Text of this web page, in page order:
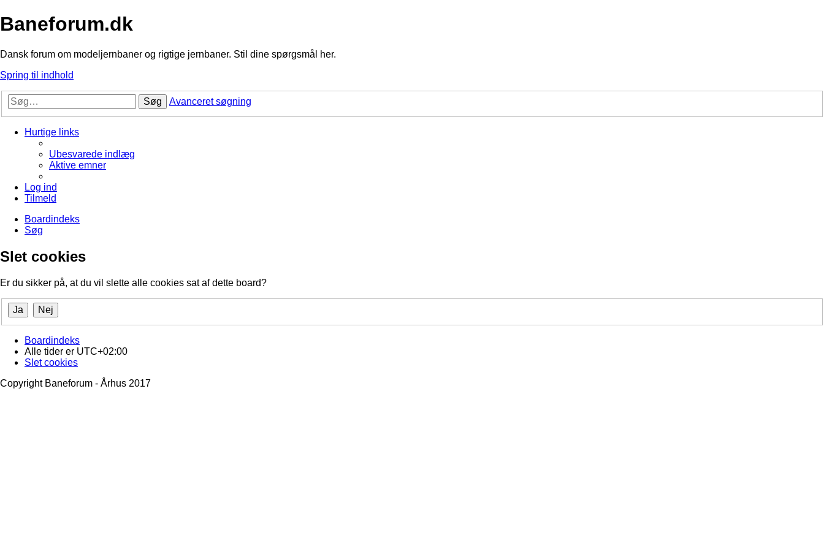
Baneforum.dk
Dansk forum om modeljernbaner og rigtige jernbaner. Stil dine spørgsmål her.
Spring til indhold
Søg Avanceret søgning
Hurtige links
Ubesvarede indlæg
Aktive emner
Log ind
Tilmeld
Boardindeks
Søg
Slet cookies
Er du sikker på, at du vil slette alle cookies sat af dette board?
Boardindeks
Alle tider er UTC+02:00
Slet cookies
Copyright Baneforum - Århus 2017